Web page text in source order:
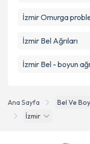
Ana Sayfa
Bel Ve
İzmir
İzmir Omurga
İzmir Bel Ağrıları
İzmir Bel - boyun